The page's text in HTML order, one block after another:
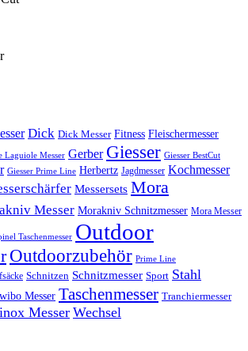
Dick Dick Messer Fitness Fleischermesser
Laguiole Messer Gerber Giesser Giesser BestCut
Giesser Prime Line Herbertz Jagdmesser Kochmesser
Messersets Mora
Messer Morakniv Schnitzmesser Mora Messer
Taschenmesser Outdoor
Outdoorzubehör Prime Line
Schnitzen Schnitzmesser Sport Stahl
Messer Taschenmesser Tranchiermesser
Messer Wechsel